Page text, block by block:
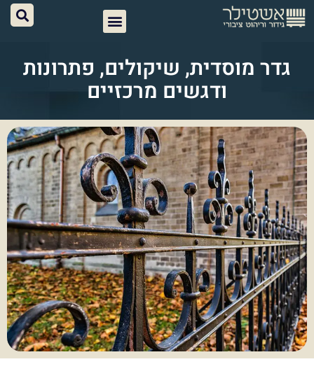
גדר מוסדית, שיקולים, פתרונות
ודגשים מרכזיים